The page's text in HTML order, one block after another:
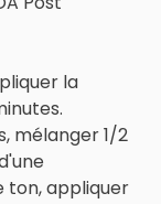
la
mélanger 1/2
ton, appliquer